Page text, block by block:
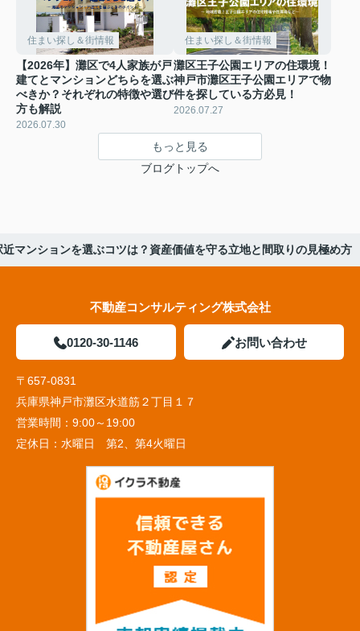
住まい探し＆街情報
【2026年】灘区で4人家族が戸
建てとマンションどちらを選ぶ
べきか？それぞれの特徴や選び
方も解説
2026.07.30
住まい探し＆街情報
灘区王子公園エリアの住環境！
神戸市灘区王子公園エリアで物
件を探している方必見！
2026.07.27
もっと見る
ブログトップへ
近マンションを選ぶコツは？資産価値を守る立地と間取りの見極め方
不動産コンサルティング株式会社
0120-30-1146 お問い合わせ
〒657-0831
兵庫県神戸市灘区水道筋２丁目１７
営業時間： 9:00～19:00
定休日： 水曜日 第2、第4火曜日